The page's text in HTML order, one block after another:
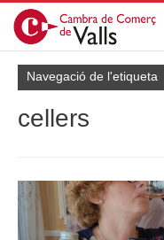
Navegació de l'etiqueta
cellers